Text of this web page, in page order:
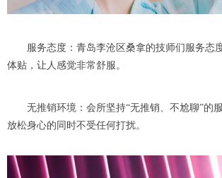
服务态度：青岛李沧区桑拿的技师们服务态
体贴，让人感觉非常舒服。
无推销环境：会所坚持“无推销、不尬聊”的
放松身心的同时不受任何打扰。